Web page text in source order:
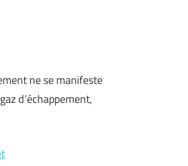
ne se manifeste
d’échappement,